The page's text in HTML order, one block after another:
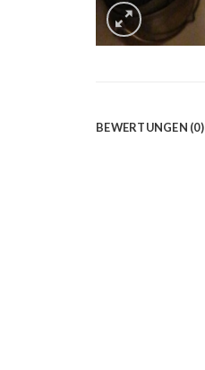
BEWERTUNGEN (0)